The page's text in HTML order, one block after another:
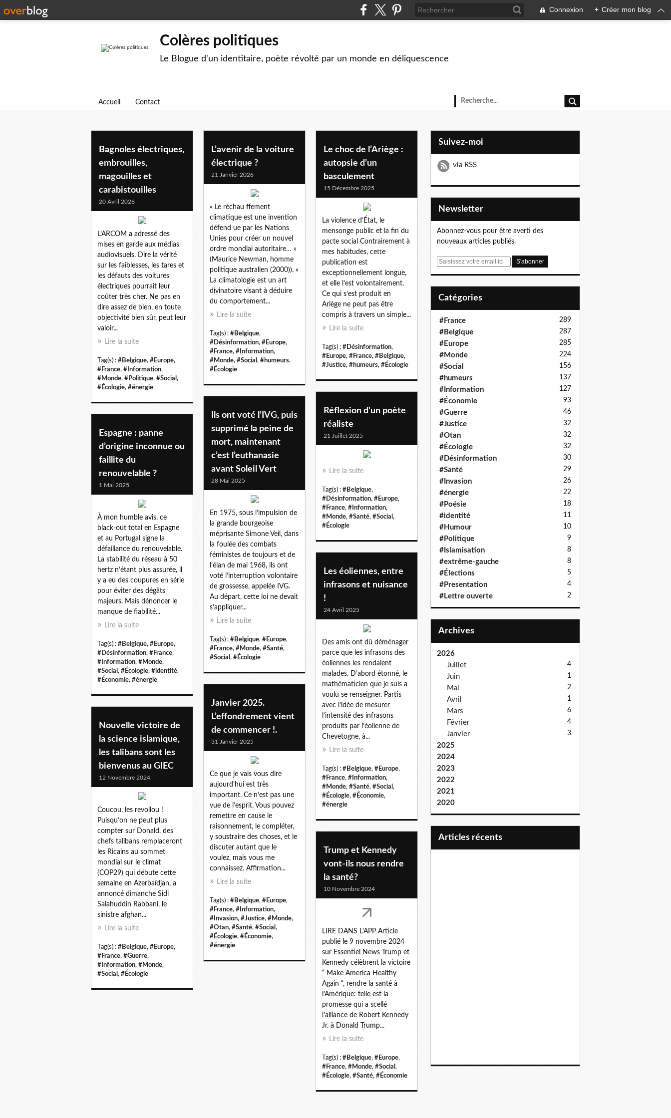
Connexion + Créer mon blog
Colères politiques
Le Blogue d'un identitaire, poète révolté par un monde en déliquescence
Accueil Contact
ecologie
Bagnoles électriques,
embrouilles,
magouilles et
carabistouilles
20 Avril 2026
L’ARCOM a adressé des
mises en garde aux médias
audiovisuels. Dire la vérité
sur les faiblesses, les tares et
les défauts des voitures
électriques pourrait leur
coûter très cher. Ne pas en
dire assez de bien, en toute
objectivité bien sûr, peut leur
valoir...
Lire la suite
Tag(s) : #Belgique, #Europe,
#France, #Information,
#Monde, #Politique, #Social ,
#Écologie, #énergie
L’avenir de la voiture
électrique ?
21 Janvier 2026
« Le réchau ffement
climatique est une invention
défend ue par les Nations
Unies pour créer un nouvel
ordre mondial autoritaire… »
(Maurice Newman, homme
politique australien (2000)). «
La climatologie est un art
divinatoire visant à déduire
du comportement...
Lire la suite
Tag(s) : #Belgique,
#Désinformation, #Europe,
#France, #Information,
#Monde, #Social , #humeurs,
#Écologie
Le choc de l’Ariège :
autopsie d’un
basculement
15 Décembre 2025
La violence d’État, le
mensonge public et la fin du
pacte social Contrairement à
mes habitudes, cette
publication est
exceptionnellement longue,
et elle l’est volontairement.
Ce qui s’est produit en
Ariège ne peut pas être
compris à travers un simple...
Lire la suite
Tag(s) : #Désinformation,
#Europe, #France, #Belgique,
#Justice, #humeurs, #Écologie
Réflexion d'un poète
réaliste
21 Juillet 2025
Lire la suite
Tag(s) : #Belgique,
#Désinformation, #Europe,
#France, #Information,
#Monde, #Santé, #Social ,
#Écologie
Ils ont voté l’IVG, puis
supprimé la peine de
mort, maintenant
c’est l’euthanasie
avant Soleil Vert
28 Mai 2025
En 1975, sous l’impulsion de
la grande bourgeoise
méprisante Simone Veil, dans
la foulée des combats
féministes de toujours et de
l’élan de mai 1968, ils ont
voté l’interruption volontaire
de grossesse, appelée IVG.
Au départ, cette loi ne devait
s’appliquer...
Lire la suite
Tag(s) : #Belgique, #Europe,
#France, #Monde, #Santé,
#Social , #Écologie
Espagne : panne
d’origine inconnue ou
faillite du
renouvelable ?
1 Mai 2025
À mon humble avis, ce
black-out total en Espagne
et au Portugal signe la
défaillance du renouvelable.
La stabilité du réseau à 50
hertz n’étant plus assurée, il
y a eu des coupures en série
pour éviter des dégâts
majeurs. Mais dénoncer le
manque de fiabilité...
Lire la suite
Tag(s) : #Belgique, #Europe,
#Désinformation, #France,
#Information, #Monde,
#Social , #Écologie, #identité,
#Économie, #énergie
Les éoliennes, entre
infrasons et nuisance
!
24 Avril 2025
Des amis ont dû déménager
parce que les infrasons des
éoliennes les rendaient
malades. D’abord étonné, le
mathématicien que je suis a
voulu se renseigner. Partis
avec l’idée de mesurer
l’intensité des infrasons
produits par l’éolienne de
Chevetogne, à...
Lire la suite
Tag(s) : #Belgique, #Europe,
#France, #Information,
#Monde, #Santé, #Social ,
#Écologie, #Économie,
#énergie
Janvier 2025.
L’effondrement vient
de commencer !.
31 Janvier 2025
Ce que je vais vous dire
aujourd’hui est très
important. Ce n’est pas une
vue de l’esprit. Vous pouvez
remettre en cause le
raisonnement, le compléter,
y soustraire des choses, et le
discuter autant que le
voulez, mais vous me
connaissez. Affirmation...
Lire la suite
Tag(s) : #Belgique, #Europe,
#France, #Information,
#Invasion, #Justice, #Monde,
#Otan, #Santé, #Social ,
#Écologie, #Économie,
#énergie
Nouvelle victoire de
la science islamique,
les talibans sont les
bienvenus au GIEC
12 Novembre 2024
Coucou, les revoilou !
Puisqu’on ne peut plus
compter sur Donald, des
chefs talibans remplaceront
les Ricains au sommet
mondial sur le climat
(COP29) qui débute cette
semaine en Azerbaïdjan, a
annoncé dimanche Sidi
Salahuddin Rabbani, le
sinistre afghan...
Lire la suite
Tag(s) : #Belgique, #Europe,
#France, #Guerre,
#Information, #Monde,
#Social , #Écologie
Trump et Kennedy
vont-ils nous rendre
la santé?
10 Novembre 2024
LIRE DANS L'APP Article
publié le 9 novembre 2024
sur Essentiel News Trump et
Kennedy célèbrent la victoire
“ Make America Healthy
Again “, rendre la santé à
l’Amérique: telle est la
promesse qui a scellé
l’alliance de Robert Kennedy
Jr. à Donald Trump...
Lire la suite
Tag(s) : #Belgique, #Europe,
#France, #Monde, #Social ,
#Écologie, #Santé, #Économie
Suivez-moi
via RSS
Newsletter
Abonnez-vous pour être averti des
nouveaux articles publiés.
E
Catégories
#France 289
#Belgique 287
#Europe 285
#Monde 224
#Social 156
#humeurs 137
#Information 127
#Économie 93
#Guerre 46
#Justice 32
#Otan 32
#Écologie 32
#Désinformation 30
#Santé 29
#Invasion 26
#énergie 22
#Poésie 18
#identité 11
#Humour 10
#Politique 9
#Islamisation 8
#extrême-gauche 8
#Élections 5
#Presentation 4
#Lettre ouverte 2
Archives
2026
Juillet
4
Juin 1
Mai 2
Avril 1
Mars 6
Février 4
Janvier 3
2025
2024
2023
2022
2021
2020
articles récents